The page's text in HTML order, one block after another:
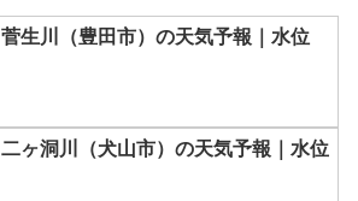
菅生川（豊田市）の天気予報｜水位
二ヶ洞川（犬山市）の天気予報｜水位